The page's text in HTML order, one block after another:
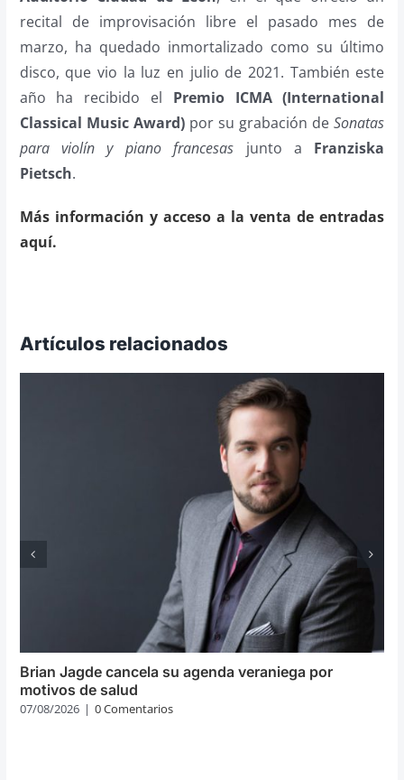
recital de improvisación libre el pasado mes de
marzo, ha quedado inmortalizado como su último
disco, que vio la luz en julio de 2021. También este
año ha recibido el Premio ICMA (International
Classical Music Award)por su grabación deSonatas
para violín y piano francesas junto a Franziska
Pietsch.
Más información y acceso a la venta de entradas
aquí.
Artículos relacionados
Brian Jagde cancela su agenda veraniega por
motivos de salud
07/08/2026 | 0 Comentarios